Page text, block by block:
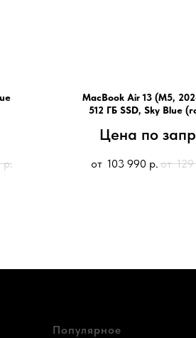
р.
MacBook Air 13 (M5,
512 ГБ SSD, Sky Blue
Цена по
103 990 р.
Популярное